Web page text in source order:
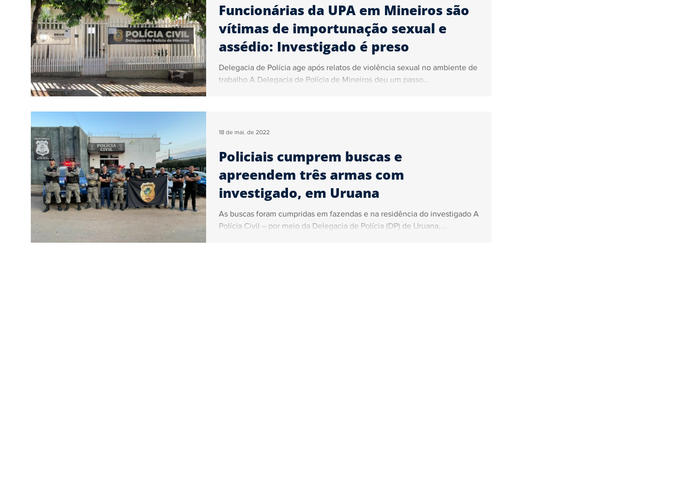
Geral Brasil Artigos Ogoiás Verifica Sidiney Leonis Pedro Almeida Marcelo John
Colunistas Vídeo Sérgio Couto
Funcionárias da UPA em Mineiros são
vítimas de importunação sexual e
assédio: Investigado é preso
Delegacia de Polícia age após relatos de violência sexual no ambiente de
trabalho A Delegacia de Polícia de Mineiros deu um passo...
Policiais cumprem buscas e
apreendem três armas com
investigado, em Uruana
As buscas foram cumpridas em fazendas e na residência do investigado A
Polícia Civil – por meio da Delegacia de Polícia (DP) de Uruana,...
18 de mai. de 2022